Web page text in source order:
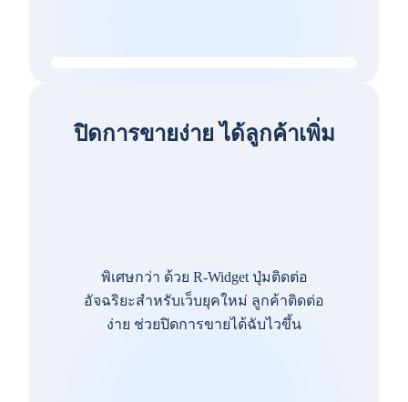
ปิดการขายง่าย ได้ลูกค้าเพิ่ม
พิเศษกว่า ด้วย R-Widget ปุ่มติดต่อ
อัจฉริยะสำหรับเว็บยุคใหม่ ลูกค้าติดต่อ
ง่าย ช่วยปิดการขายได้ฉับไวขึ้น